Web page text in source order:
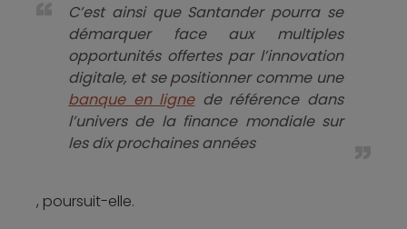
C’est ainsi que Santander pourra se
démarquer face aux multiples
opportunités offertes par l’innovation
digitale, et se positionner comme une
banque en lignede référence dans
l’univers de la finance mondiale sur
les dix prochaines années
, poursuit-elle.